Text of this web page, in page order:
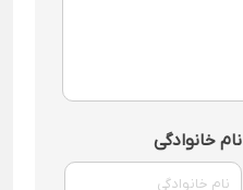
نام خانوادگی